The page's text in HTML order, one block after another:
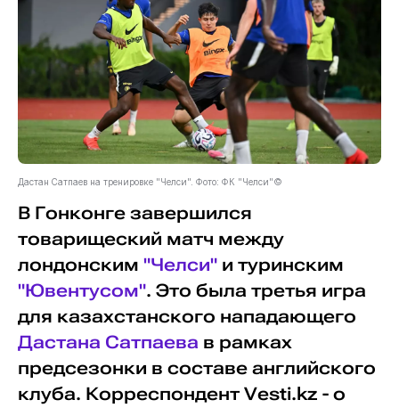
Дастан Сатпаев на тренировке "Челси". Фото: ФК "Челси"©
В Гонконге завершился
товарищеский матч между
лондонским "Челси"и туринским
"Ювентусом". Это была третья игра
для казахстанского нападающего
Дастана Сатпаева в рамках
предсезонки в составе английского
клуба. Корреспондент Vesti.kz - о